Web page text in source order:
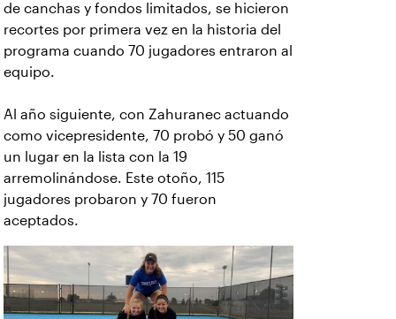
de canchas y fondos limitados, se hicieron
recortes por primera vez en la historia del
programa cuando 70 jugadores entraron al
equipo.
Al año siguiente, con Zahuranec actuando
como vicepresidente, 70 probó y 50 ganó
un lugar en la lista con la 19
arremolinándose. Este otoño, 115
jugadores probaron y 70 fueron
aceptados.